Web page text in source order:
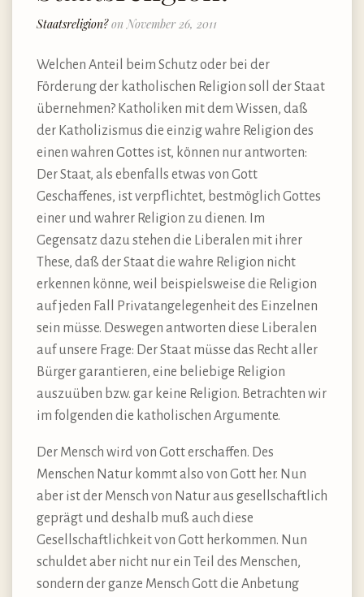
Staatsreligion?on November 26, 2011
Welchen Anteil beim Schutz oder bei der
Förderung der katholischen Religion soll der Staat
übernehmen? Katholiken mit dem Wissen, daß
der Katholizismus die einzig wahre Religion des
einen wahren Gottes ist, können nur antworten:
Der Staat, als ebenfalls etwas von Gott
Geschaffenes, ist verpflichtet, bestmöglich Gottes
einer und wahrer Religion zu dienen. Im
Gegensatz dazu stehen die Liberalen mit ihrer
These, daß der Staat die wahre Religion nicht
erkennen könne, weil beispielsweise die Religion
auf jeden Fall Privatangelegenheit des Einzelnen
sein müsse. Deswegen antworten diese Liberalen
auf unsere Frage: Der Staat müsse das Recht aller
Bürger garantieren, eine beliebige Religion
auszuüben bzw. gar keine Religion. Betrachten wir
im folgenden die katholischen Argumente.
Der Mensch wird von Gott erschaffen. Des
Menschen Natur kommt also von Gott her. Nun
aber ist der Mensch von Natur aus gesellschaftlich
geprägt und deshalb muß auch diese
Gesellschaftlichkeit von Gott herkommen. Nun
schuldet aber nicht nur ein Teil des Menschen,
sondern der ganze Mensch Gott die Anbetung